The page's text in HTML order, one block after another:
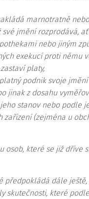
marnotratně
jmění rozprodává,
nebo jiným
exekucí proti němu
platy,
podnik svoje
jinak z dosahu
stanov nebo podle
zařízení (zejména u
osob, které se již dříve
předpokládá dále ještě,
skutečnosti, které